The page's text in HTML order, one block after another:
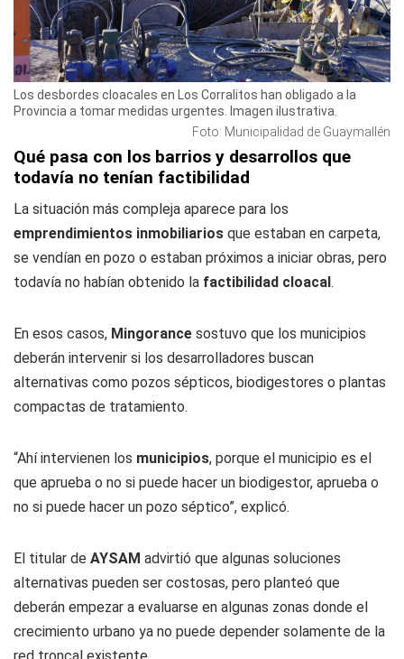
Los desbordes cloacales en Los Corralitos han obligado a la
Provincia a tomar medidas urgentes. Imagen ilustrativa.
Foto: Municipalidad de Guaymallén
Qué pasa con los barrios y desarrollos que
todavía no tenían factibilidad
La situación más compleja aparece para los
emprendimientos inmobiliarios que estaban en carpeta,
se vendían en pozo o estaban próximos a iniciar obras, pero
todavía no habían obtenido la factibilidad cloacal .
En esos casos, Mingorance sostuvo que los municipios
deberán intervenir si los desarrolladores buscan
alternativas como pozos sépticos, biodigestores o plantas
compactas de tratamiento.
“Ahí intervienen los municipios, porque el municipio es el
que aprueba o no si puede hacer un biodigestor, aprueba o
no si puede hacer un pozo séptico”, explicó.
El titular de AYSAM advirtió que algunas soluciones
alternativas pueden ser costosas, pero planteó que
deberán empezar a evaluarse en algunas zonas donde el
crecimiento urbano ya no puede depender solamente de la